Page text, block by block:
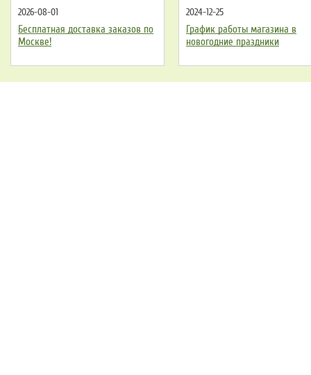
2026-08-01
Бесплатная доставка заказов по
Москве!
2024-12-25
График работы магазина в
новогодние праздники